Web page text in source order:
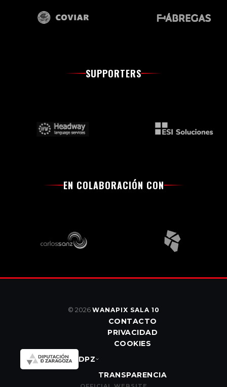
SUPPORTERS
EN COLABORACIÓN CON
© 2026 WANAPIX SALA 10
CONTACTO
PRIVACIDAD
COOKIES
DPZ
TRANSPARENCIA